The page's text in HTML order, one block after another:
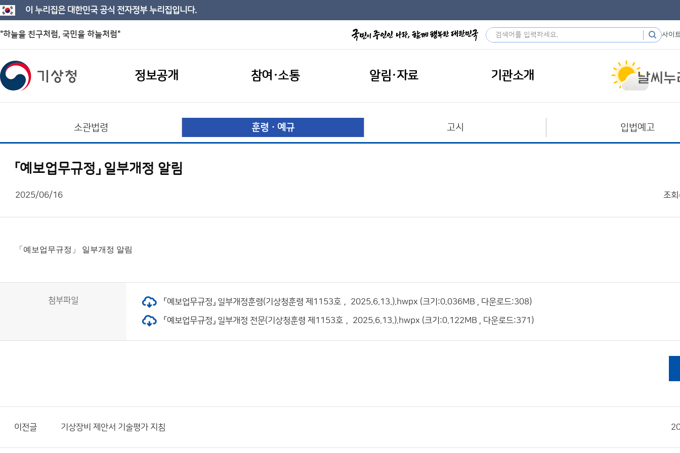
이 누리집은 대한민국 공식 전자정부 누리집입니다.
"하늘을 친구처럼, 국민을 하늘처럼" 사이
정보공개 참여·소통 알림·자료 기관소개
소관법령 훈령ㆍ예규 고시 입법예고
「예보업무규정」 일부개정 알림
2025/06/16 조회
「예보업무규정」 일부개정 알림
첨부파일 「예보업무규정」 일부개정훈령(기상청훈령 제1153호， 2025.6.13.).hwpx (크기:0.036MB , 다운로드:308)
「예보업무규정」 일부개정 전문(기상청훈령 제1153호， 2025.6.13.).hwpx (크기:0.122MB , 다운로드:371)
이전글 기상장비 제안서 기술평가 지침